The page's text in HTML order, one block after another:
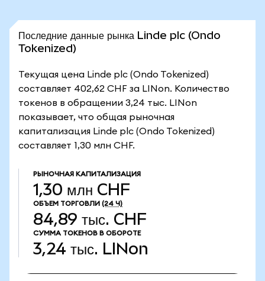
Последние данные рынка Linde plc (Ondo
Tokenized)
Текущая цена Linde plc (Ondo Tokenized)
составляет 402,62 CHF за LINon. Количество
токенов в обращении 3,24 тыс. LINon
показывает, что общая рыночная
капитализация Linde plc (Ondo Tokenized)
составляет 1,30 млн CHF.
РЫНОЧНАЯ КАПИТАЛИЗАЦИЯ
1,30 млн CHF
ОБЪЕМ ТОРГОВЛИ (24 Ч)
84,89 тыс. CHF
СУММА ТОКЕНОВ В ОБОРОТЕ
3,24 тыс. LINon